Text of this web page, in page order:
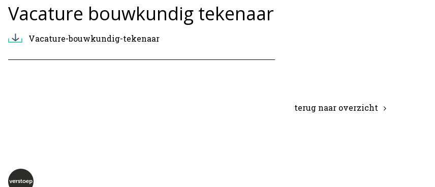
Vacature bouwkundig tekenaar
Vacature-bouwkundig-tekenaar
terug naar overzicht